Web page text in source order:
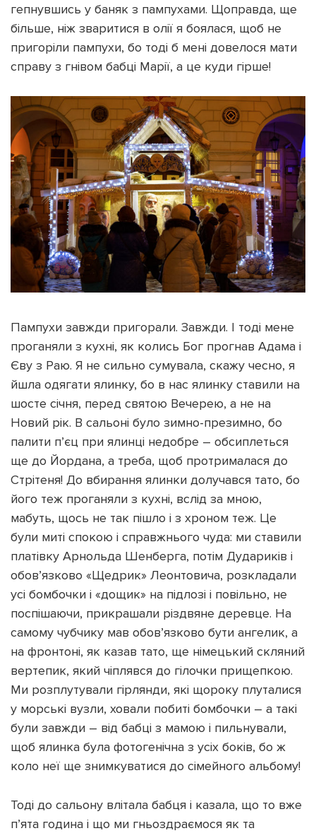
гепнувшись у баняк з пампухами. Щоправда, ще
більше, ніж зваритися в олії я боялася, щоб не
пригоріли пампухи, бо тоді б мені довелося мати
справу з гнівом бабці Марії, а це куди гірше!
Пампухи завжди пригорали. Завжди. І тоді мене
проганяли з кухні, як колись Бог прогнав Адама і
Єву з Раю. Я не сильно сумувала, скажу чесно, я
йшла одягати ялинку, бо в нас ялинку ставили на
шосте січня, перед святою Вечерею, а не на
Новий рік. В сальоні було зимно-презимно, бо
палити п’єц при ялинці недобре – обсиплеться
ще до Йордана, а треба, щоб протрималася до
Стрітеня! До вбирання ялинки долучався тато, бо
його теж проганяли з кухні, вслід за мною,
мабуть, щось не так пішло і з хроном теж. Це
були миті спокою і справжнього чуда: ми ставили
платівку Арнольда Шенберга, потім Дудариків і
обов’язково «Щедрик» Леонтовича, розкладали
усі бомбочки і «дощик» на підлозі і повільно, не
поспішаючи, прикрашали різдвяне деревце. На
самому чубчику мав обов’язково бути ангелик, а
на фронтоні, як казав тато, ще німецький скляний
вертепик, який чіплявся до гілочки прищепкою.
Ми розплутували гірлянди, які щороку плуталися
у морські вузли, ховали побиті бомбочки – а такі
були завжди – від бабці з мамою і пильнували,
щоб ялинка була фотогенічна з усіх боків, бо ж
коло неї ще знимкуватися до сімейного альбому!
Тоді до сальону влітала бабця і казала, що то вже
п’ята година і що ми гньоздраємося як та